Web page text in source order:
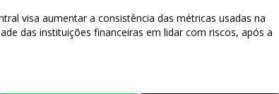
visa aumentar a consistência das métricas usadas na
das instituições financeiras em lidar com riscos, após a